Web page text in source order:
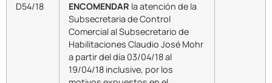
D54/18 ENCOMENDAR la atención de la
Subsecretaria de Control
Comercial al Subsecretario de
Habilitaciones Claudio José Mohr
a partir del día 03/04/18 al
19/04/18 inclusive, por los